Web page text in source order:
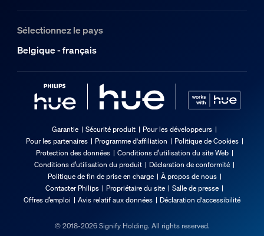
Sélectionnez le pays
Belgique - français
Garantie Sécurité produit
Pour les développeurs
Pour les partenaires
Programme d'affiliation
Politique de Cookies
Protection des données
Conditions d’utilisation du site Web
Conditions d’utilisation du produit
Déclaration de conformité
Politique de fin de prise en charge
À propos de nous
Contacter Philips
Propriétaire du site
Salle de presse
Offres d’emploi
Avis relatif aux données Déclaration d'accessibilité
© 2018-2026 Signify Holding. All rights reserved.